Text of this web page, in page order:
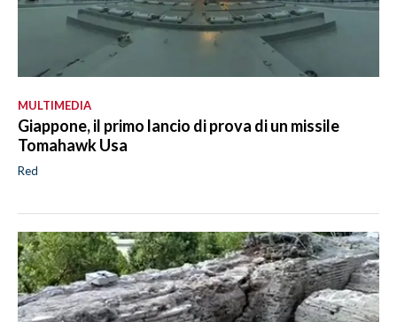
MULTIMEDIA
Giappone, il primo lancio di prova di un missile
Tomahawk Usa
Red